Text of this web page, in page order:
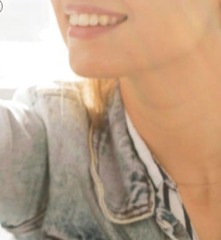
Escolher a Descomplicar.pt para
nosso site foi uma excelente
primeiro contacto, a equipa
profissional, atenciosa e
extremamente satisfeitos com
prestado e os resultados